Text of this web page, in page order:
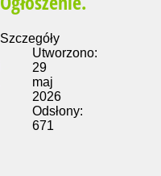
Szczegóły
Utworzono:
29
maj
2026
Odsłony:
671